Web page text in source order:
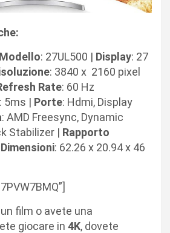
Modello: 27UL500 | Display: 27
: 3840 x 2160 pixel
Rate: 60 Hz
: 5ms | Porte: Hdmi, Display
: AMD Freesync, Dynamic
Stabilizer | Rapporto
Dimensioni: 62.26 x 20.94 x 46
film o avete una
giocare in 4K, dovete